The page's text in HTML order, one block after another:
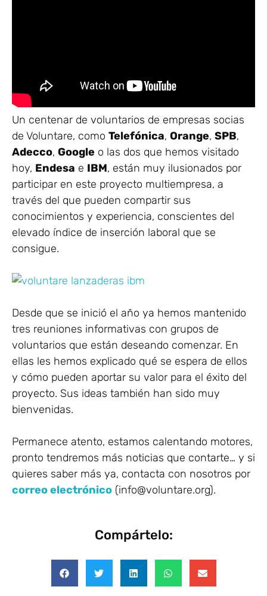
Un centenar de voluntarios de empresas socias
de Voluntare, como Telefónica, Orange, SPB,
Adecco, Google o las dos que hemos visitado
hoy, Endesa e IBM, están muy ilusionados por
participar en este proyecto multiempresa, a
través del que pueden compartir sus
conocimientos y experiencia, conscientes del
elevado índice de inserción laboral que se
consigue.
Desde que se inició el año ya hemos mantenido
tres reuniones informativas con grupos de
voluntarios que están deseando comenzar. En
ellas les hemos explicado qué se espera de ellos
y cómo pueden aportar su valor para el éxito del
proyecto. Sus ideas también han sido muy
bienvenidas.
Permanece atento, estamos calentando motores,
pronto tendremos más noticias que contarte… y si
quieres saber más ya, contacta con nosotros por
correo electrónico (info@voluntare.org).
Compártelo: